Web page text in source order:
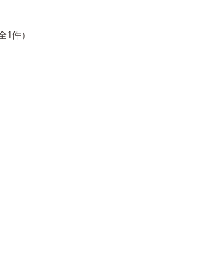
1件）